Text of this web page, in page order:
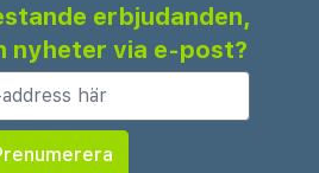
erbjudanden,
nyheter via e-post?